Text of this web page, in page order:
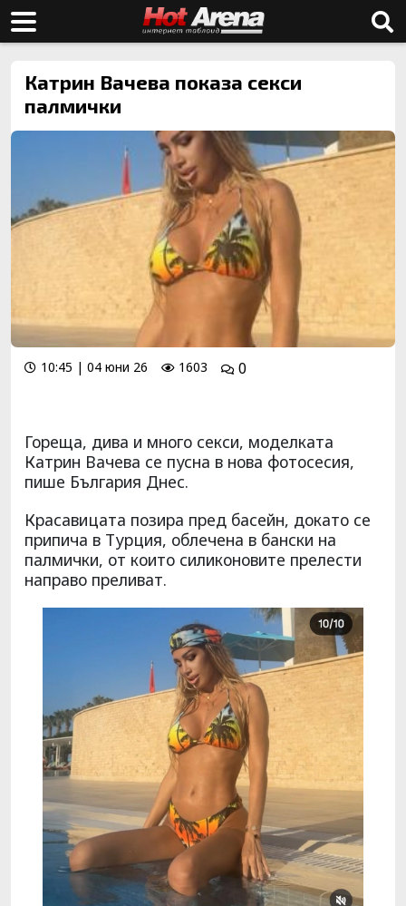
Катрин Вачева показа секси
палмички
10:45 | 04 юни 26 1603 0
Гореща, дива и много секси, моделката
Катрин Вачева се пусна в нова фотосесия,
пише България Днес.
Красавицата позира пред басейн, докато се
припича в Турция, облечена в бански на
палмички, от които силиконовите прелести
направо преливат.